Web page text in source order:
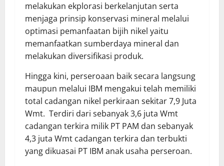
melakukan ekplorasi berkelanjutan serta
menjaga prinsip konservasi mineral melalui
optimasi pemanfaatan bijih nikel yaitu
memanfaatkan sumberdaya mineral dan
melakukan diversifikasi produk.
Hingga kini, perseroaan baik secara langsung
maupun melalui IBM mengakui telah memiliki
total cadangan nikel perkiraan sekitar 7,9 Juta
Wmt. Terdiri dari sebanyak 3,6 juta Wmt
cadangan terkira milik PT PAM dan sebanyak
4,3 juta Wmt cadangan terkira dan terbukti
yang dikuasai PT IBM anak usaha perseroan.